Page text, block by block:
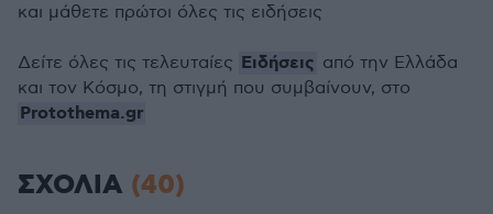
και μάθετε πρώτοι όλες τις ειδήσεις
Δείτε όλες τις τελευταίες Ειδήσεις από την Ελλάδα
και τον Κόσμο, τη στιγμή που συμβαίνουν, στο
Protothema.gr
ΣΧΟΛΙΑ (40)